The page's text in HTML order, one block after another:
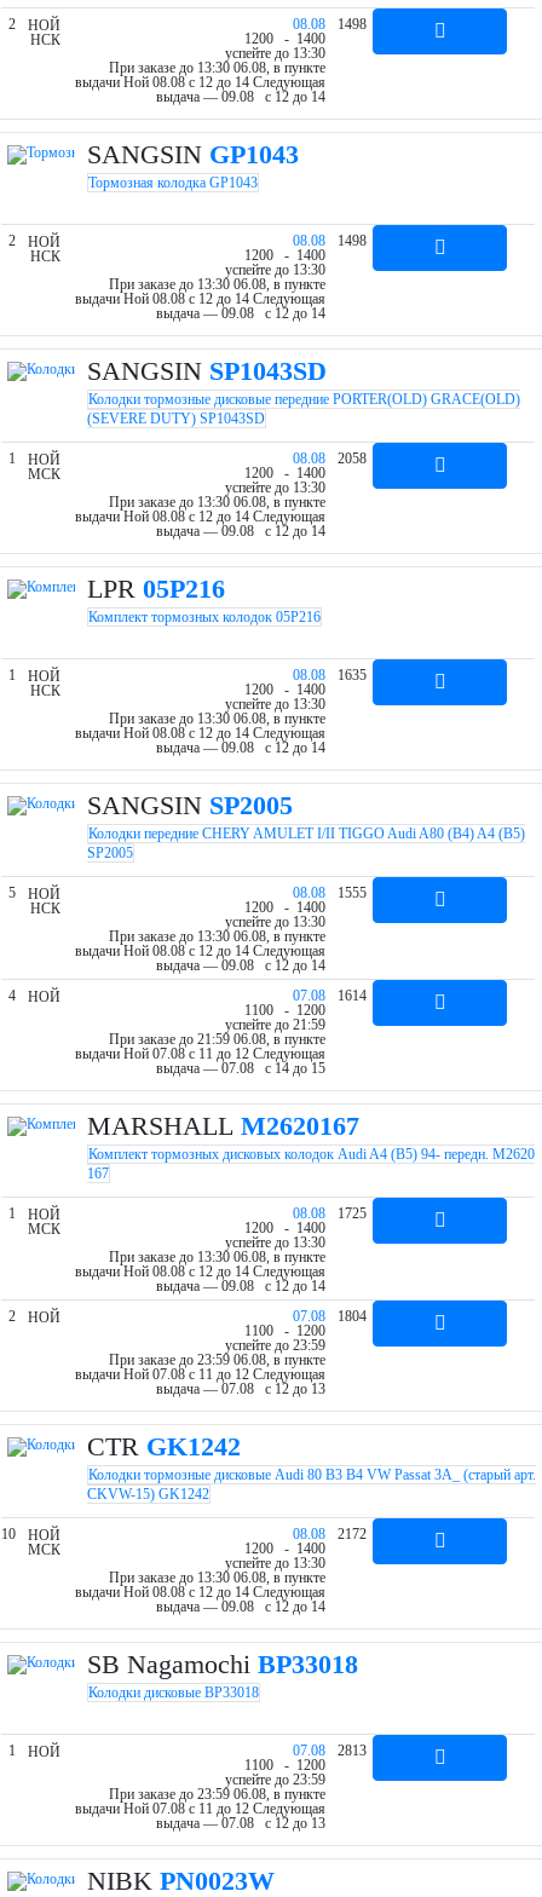
2
НОЙ
НСК
08.08
1200 - 1400
успейте до 13:30
При заказе до 13:30 06.08, в пункте
выдачи Ной 08.08 c 12 до 14 Следующая
выдача — 09.08 c 12 до 14
1498
SANGSIN GP1043
Тормозная колодка GP1043
2
НОЙ
НСК
08.08
1200 - 1400
успейте до 13:30
При заказе до 13:30 06.08, в пункте
выдачи Ной 08.08 c 12 до 14 Следующая
выдача — 09.08 c 12 до 14
1498
SANGSIN SP1043SD
Колодки тормозные дисковые передние PORTER(OLD) GRACE(OLD)
(SEVERE DUTY) SP1043SD
1
НОЙ
МСК
08.08
1200 - 1400
успейте до 13:30
При заказе до 13:30 06.08, в пункте
выдачи Ной 08.08 c 12 до 14 Следующая
выдача — 09.08 c 12 до 14
2058
LPR 05P216
Комплект тормозных колодок 05P216
1
НОЙ
НСК
08.08
1200 - 1400
успейте до 13:30
При заказе до 13:30 06.08, в пункте
выдачи Ной 08.08 c 12 до 14 Следующая
выдача — 09.08 c 12 до 14
1635
SANGSIN SP2005
Колодки передние CHERY AMULET I/II TIGGO Audi A80 (B4) A4 (B5)
SP2005
5
НОЙ
НСК
08.08
1200 - 1400
успейте до 13:30
При заказе до 13:30 06.08, в пункте
выдачи Ной 08.08 c 12 до 14 Следующая
выдача — 09.08 c 12 до 14
1555
4 НОЙ
07.08
1100 - 1200
успейте до 21:59
При заказе до 21:59 06.08, в пункте
выдачи Ной 07.08 c 11 до 12 Следующая
выдача — 07.08 c 14 до 15
1614
MARSHALL M2620167
Комплект тормозных дисковых колодок Audi A4 (B5) 94- передн. M2620
167
1
НОЙ
МСК
08.08
1200 - 1400
успейте до 13:30
При заказе до 13:30 06.08, в пункте
выдачи Ной 08.08 c 12 до 14 Следующая
выдача — 09.08 c 12 до 14
1725
2 НОЙ
07.08
1100 - 1200
успейте до 23:59
При заказе до 23:59 06.08, в пункте
выдачи Ной 07.08 c 11 до 12 Следующая
выдача — 07.08 c 12 до 13
1804
CTR GK1242
Колодки тормозные дисковые Audi 80 B3 B4 VW Passat 3A_ (старый арт.
CKVW-15) GK1242
10
НОЙ
МСК
08.08
1200 - 1400
успейте до 13:30
При заказе до 13:30 06.08, в пункте
выдачи Ной 08.08 c 12 до 14 Следующая
выдача — 09.08 c 12 до 14
2172
SB Nagamochi BP33018
Колодки дисковые BP33018
1 НОЙ
07.08
1100 - 1200
успейте до 23:59
При заказе до 23:59 06.08, в пункте
выдачи Ной 07.08 c 11 до 12 Следующая
выдача — 07.08 c 12 до 13
2813
NIBK PN0023W